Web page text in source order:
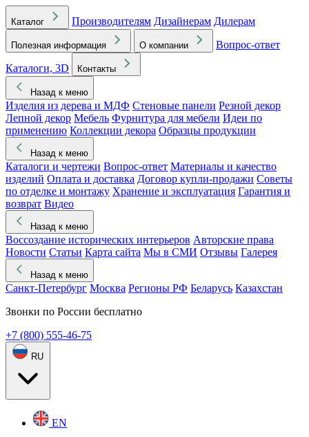
Каталог Производителям Дизайнерам Дилерам
Полезная информация О компании
Вопрос-ответ
Каталоги, 3D
Контакты
Назад к меню
Изделия из дерева и МДФ Стеновые панели Резной декор
Лепной декор Мебель Фурнитура для мебели Идеи по
применению Коллекции декора Образцы продукции
Назад к меню
Каталоги и чертежи Вопрос-ответ Материалы и качество
изделий Оплата и доставка Договор купли-продажи Советы
по отделке и монтажу Хранение и эксплуатация Гарантия и
возврат Видео
Назад к меню
Воссоздание исторических интерьеров Авторские права
Новости Статьи Карта сайта Мы в СМИ Отзывы Галерея
Назад к меню
Санкт-Петербург Москва Регионы РФ Беларусь Казахстан
Звонки по России бесплатно
+7 (800) 555-46-75
RU
EN